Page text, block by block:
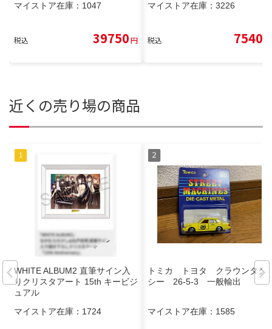
マイストア在庫： 1047
税込 39750円
マイストア在庫： 3226
税込 7540
近くの売り場の商品
WHITE ALBUM2 直筆サイン入
りクリスタアート 15th キービジ
ュアル
マイストア在庫： 1724
トミカ トヨタ クラウンタク
シー 26-5-3 一般輸出
マイストア在庫： 1585